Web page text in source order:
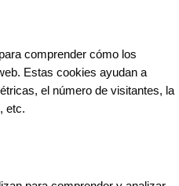
comprender cómo los
Estas cookies ayudan a
el número de visitantes, la
etc.